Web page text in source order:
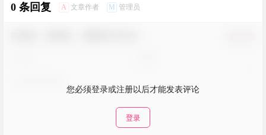
0 条回复 A 文章作者 M 管理员
您必须登录或注册以后才能发表评论
登录